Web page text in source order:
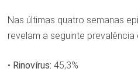
Nas últimas quatro semanas
revelam a seguinte
• Rinovírus: 45,3%